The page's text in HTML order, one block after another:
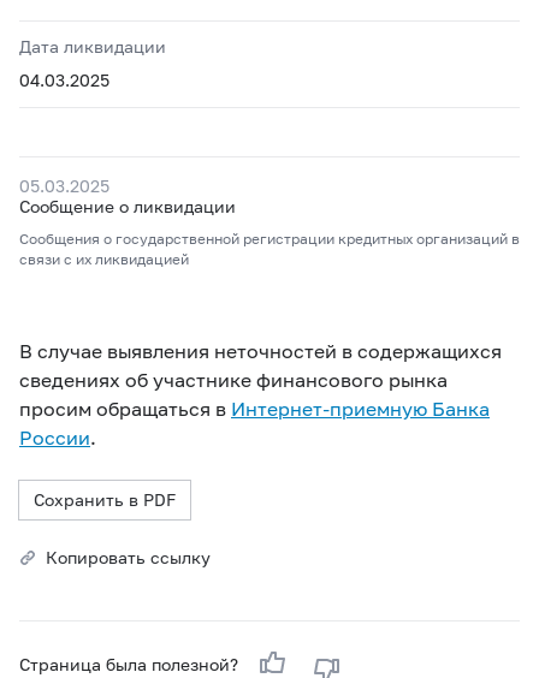
Дата ликвидации
04.03.2025
05.03.2025
Сообщение о ликвидации
Сообщения о государственной регистрации кредитных организаций в
связи с их ликвидацией
В случае выявления неточностей в содержащихся
сведениях об участнике финансового рынка
просим обращаться в Интернет-приемную Банка
России.
Сохранить в PDF
Копировать ссылку
Страница была полезной?